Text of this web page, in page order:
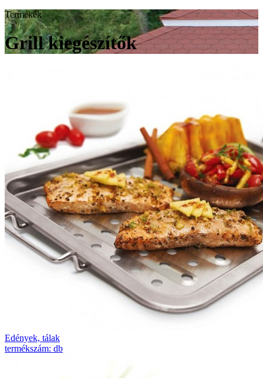
Termékek
Grill kiegészítők
Edények, tálak
termékszám: db